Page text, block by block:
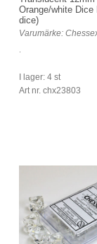
Orange/white Dice
dice)
Varumärke:
I lager: 4 st
Art nr. chx23803